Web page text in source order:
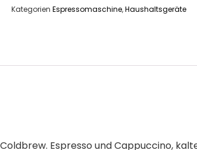
Kategorien Espressomaschine,Haushaltsgeräte
Espresso und Cappuccino,